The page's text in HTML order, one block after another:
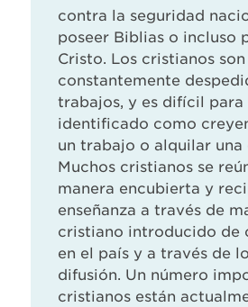
contra la seguridad
poseer Biblias o incluso
Cristo. Los cristianos son
constantemente
trabajos, y es difícil para
identificado como
un trabajo o alquilar una
Muchos cristianos se
manera encubierta y
enseñanza a través de
cristiano introducido de
en el país y a través de
difusión. Un número
cristianos están